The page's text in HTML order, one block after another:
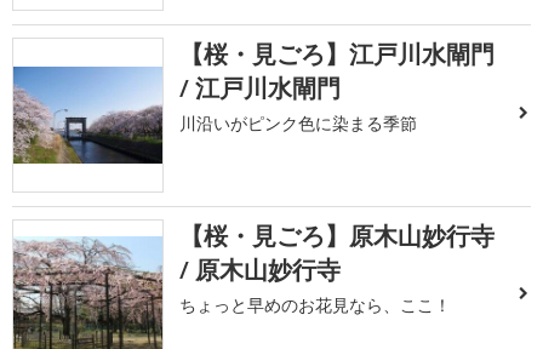
【桜・見ごろ】江戸川水閘門
/ 江戸川水閘門
川沿いがピンク色に染まる季節
【桜・見ごろ】原木山妙行寺
/ 原木山妙行寺
ちょっと早めのお花見なら、ここ！